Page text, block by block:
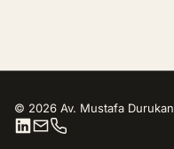
© 2026 Av. Mustafa Durukan